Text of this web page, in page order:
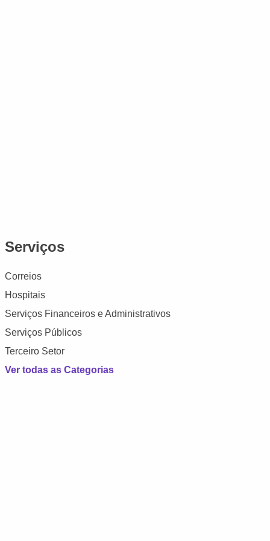
Serviços
Correios
Hospitais
Serviços Financeiros e Administrativos
Serviços Públicos
Terceiro Setor
Ver todas as Categorias